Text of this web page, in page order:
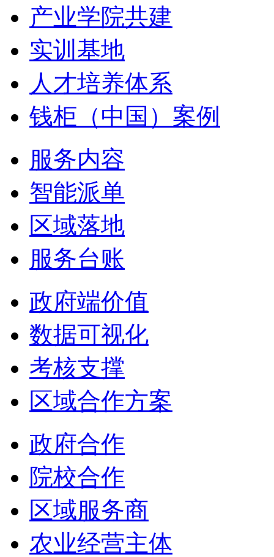
产业学院共建
实训基地
人才培养体系
钱柜（中国）案例
服务内容
智能派单
区域落地
服务台账
政府端价值
数据可视化
考核支撑
区域合作方案
政府合作
院校合作
区域服务商
农业经营主体